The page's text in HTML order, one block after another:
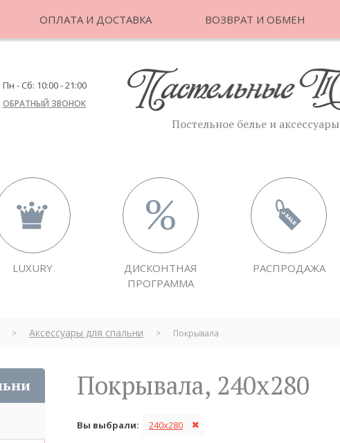
ОПЛАТА И ДОСТАВКА ВОЗВРАТ И ОБМЕН
Пн - Сб: 10:00 - 21:00
ОБРАТНЫЙ ЗВОНОК
Постельное белье и аксессуары
LUXURY
ДИСКОНТНАЯ
ПРОГРАММА
РАСПРОДАЖА
> Аксессуары для спальни > Покрывала
Покрывала, 240x280
Вы выбрали: 240x280